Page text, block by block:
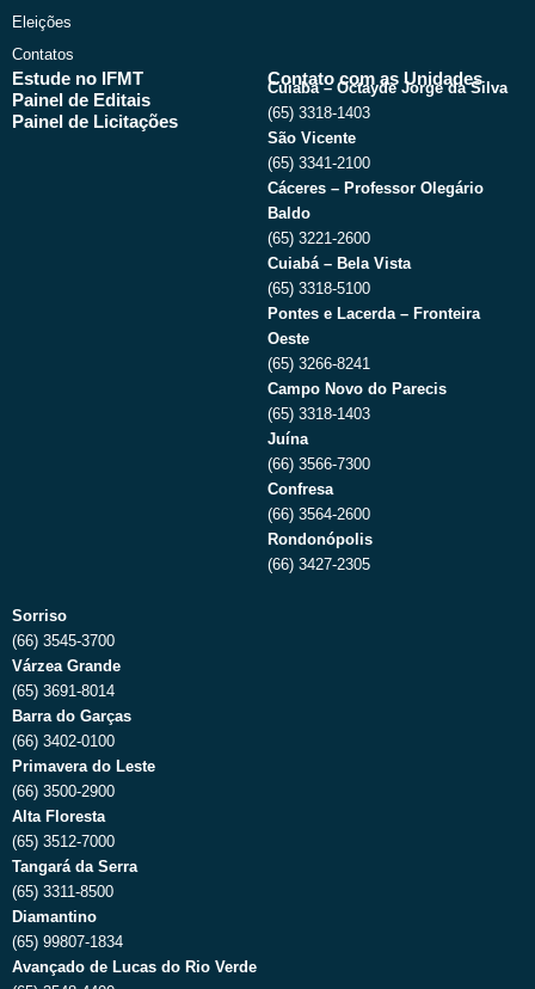
Eleições
Contatos
Estude no IFMT
Painel de Editais
Painel de Licitações
Contato com as Unidades
Cuiabá – Octayde Jorge da Silva
(65) 3318-1403
São Vicente
(65) 3341-2100
Cáceres – Professor Olegário
Baldo
(65) 3221-2600
Cuiabá – Bela Vista
(65) 3318-5100
Pontes e Lacerda – Fronteira
Oeste
(65) 3266-8241
Campo Novo do Parecis
(65) 3318-1403
Juína
(66) 3566-7300
Confresa
(66) 3564-2600
Rondonópolis
(66) 3427-2305
Sorriso
(66) 3545-3700
Várzea Grande
(65) 3691-8014
Barra do Garças
(66) 3402-0100
Primavera do Leste
(66) 3500-2900
Alta Floresta
(65) 3512-7000
Tangará da Serra
(65) 3311-8500
Diamantino
(65) 99807-1834
Avançado de Lucas do Rio Verde